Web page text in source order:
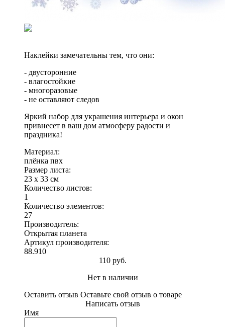
Наклейки замечательны тем, что они:
- двусторонние
- влагостойкие
- многоразовые
- не оставляют следов
Яркий набор для украшения интерьера и окон
привнесет в ваш дом атмосферу радости и
праздника!
Материал:
плёнка пвх
Размер листа:
23 х 33 см
Количество листов:
1
Количество элементов:
27
Производитель:
Открытая планета
Артикул производителя:
88.910
110 руб.
Нет в наличии
Оставить отзыв Оставьте свой отзыв о товаре
Написать отзыв
Имя